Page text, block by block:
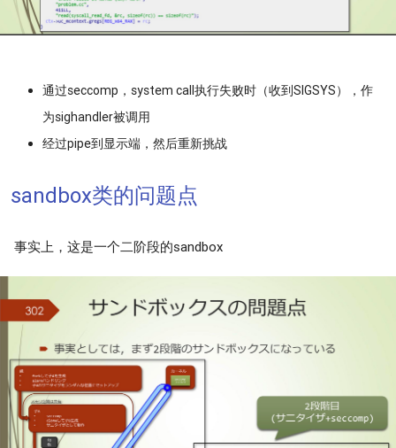
通过seccomp，system call执行失败时（收到SIGSYS），作
为sighandler被调用
经过pipe到显示端，然后重新挑战
sandbox类的问题点
事实上，这是一个二阶段的sandbox